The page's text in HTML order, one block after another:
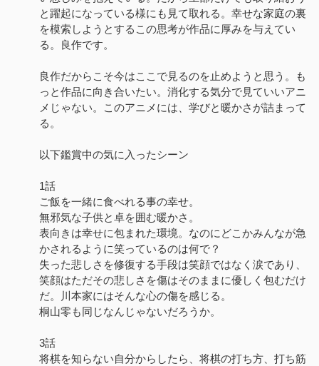
と躍起になっている様にも見て取れる。幸せな家庭の裏
を模索しようとするこの思考が作品に厚みを与えてい
る。良作です。
良作だからこそ今はここで見るのを止めようと思う。も
っと作品に向き合いたい。消化する気分で見ていいアニ
メじゃない。このアニメには、学びと暖かさが詰まって
る。
以下鑑賞中の気に入ったシーン
1話
ご飯を一緒に食べれる事の幸せ。
無邪気な子供と卓を囲む暖かさ。
表向きは幸せに包まれた環境。なのにどこかみんなが急
かされるように笑っているのは何で？
失った悲しさを修復する手段は笑顔ではなく涙であり、
笑顔はただその悲しさを傷はそのままに優しく包むだけ
だ。川本家にはそんな心の傷を感じる。
桐山零も同じなんじゃないだろうか。
3話
将棋を知らない自分からしたら、将棋の打ち方、打ち筋